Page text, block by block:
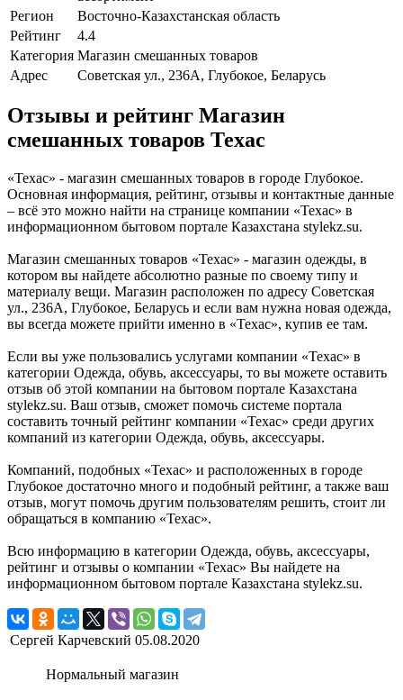
Регион
Восточно-Казахстанская область
Рейтинг
4.4
Категория Магазин смешанных товаров
Адрес
Советская ул., 236А, Глубокое, Беларусь
Отзывы и рейтинг Магазин
смешанных товаров Техас
«Техас» - магазин смешанных товаров в городе Глубокое.
Основная информация, рейтинг, отзывы и контактные данные
– всё это можно найти на странице компании «Техас» в
информационном бытовом портале Казахстана stylekz.su.
Магазин смешанных товаров «Техас» - магазин одежды, в
котором вы найдете абсолютно разные по своему типу и
материалу вещи. Магазин расположен по адресу Советская
ул., 236А, Глубокое, Беларусь и если вам нужна новая одежда,
вы всегда можете прийти именно в «Техас», купив ее там.
Если вы уже пользовались услугами компании «Техас» в
категории Одежда, обувь, аксессуары, то вы можете оставить
отзыв об этой компании на бытовом портале Казахстана
stylekz.su. Ваш отзыв, сможет помочь системе портала
составить точный рейтинг компании «Техас» среди других
компаний из категории Одежда, обувь, аксессуары.
Компаний, подобных «Техас» и расположенных в городе
Глубокое достаточно много и подобный рейтинг, а также ваш
отзыв, могут помочь другим пользователям решить, стоит ли
обращаться в компанию «Техас».
Всю информацию в категории Одежда, обувь, аксессуары,
рейтинг и отзывы о компании «Техас» Вы найдете на
информационном бытовом портале Казахстана stylekz.su.
Сергей Карчевский 05.08.2020
Нормальный магазин